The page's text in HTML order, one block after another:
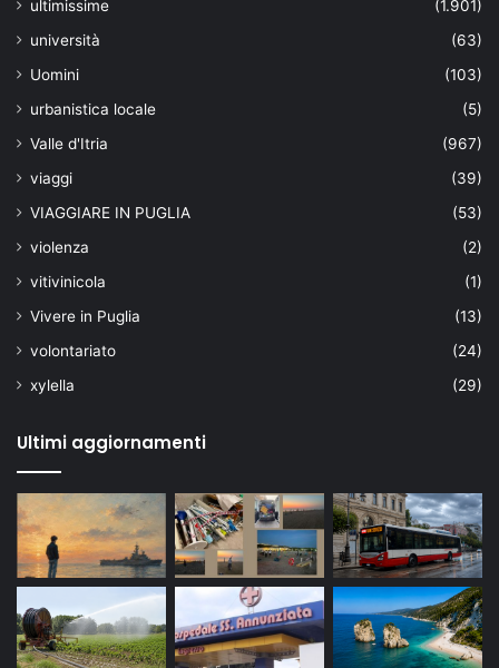
ultimissime
(1.901)
università
(63)
Uomini
(103)
urbanistica locale
(5)
Valle d'Itria
(967)
viaggi
(39)
VIAGGIARE IN PUGLIA
(53)
violenza
(2)
vitivinicola
(1)
Vivere in Puglia
(13)
volontariato
(24)
xylella
(29)
Ultimi aggiornamenti